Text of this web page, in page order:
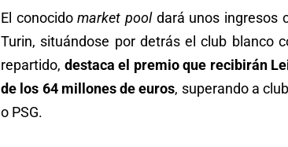
El conocidomarket pooldará unos ingresos
Turin, situándose por detrás el club blanco
repartido, destaca el premio que recibirán
de los 64 millones de euros, superando a
o PSG.